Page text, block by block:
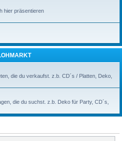
hier präsentieren
die du verkaufst. z.b. CD´s / Platten, Deko,
die du suchst. z.b. Deko für Party, CD´s,